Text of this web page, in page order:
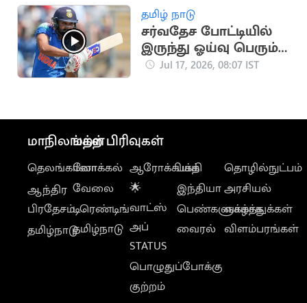
தமிழ் நாடு
சர்வதேச போட்டியில்
இருந்து ஓய்வு பெரும்
ரோஹித் சர்மா?
Jul 17, 2026, 08:07 IST
மாநிலங்கள்
தெலங்கானா
ஆந்திர
பிரதேசம்
தமிழ்நாடு
மற்ற பிரிவுகள்
லோக்கல்
வேலை
டிரெண்டிங்
தமிழ்நாடு
ஆரோக்கியம்
🌟
வாட்ஸ்
அப்
STATUS
பொழுதுப்போக்கு
குற்றம்
பக்தி
இந்தியா
பெண்களுக்காக
வைரல்
தொழில்நுட்பம்
அரசியல்
வாழ்த்துக்கள்
விளம்பரங்கள்